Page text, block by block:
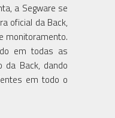
a Segware se
oficial da Back,
monitoramento.
em todas as
da Back, dando
em todo o